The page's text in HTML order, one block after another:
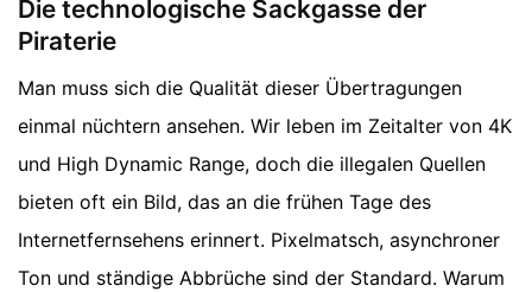
Die technologische Sackgasse der
Piraterie
Man muss sich die Qualität dieser Übertragungen
einmal nüchtern ansehen. Wir leben im Zeitalter von 4K
und High Dynamic Range, doch die illegalen Quellen
bieten oft ein Bild, das an die frühen Tage des
Internetfernsehens erinnert. Pixelmatsch, asynchroner
Ton und ständige Abbrüche sind der Standard. Warum